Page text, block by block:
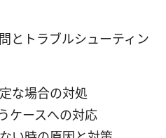
とトラブルシューティン
な場合の対処
ケースへの対応